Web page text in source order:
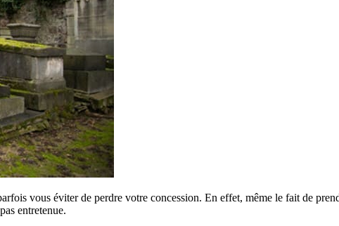
vous éviter de perdre votre concession. En effet, même le fait de
entretenue.